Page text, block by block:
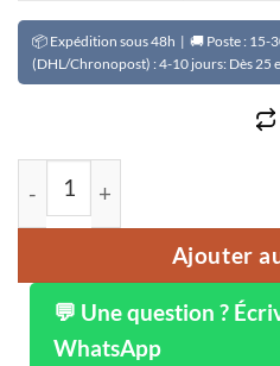
📦 Expédition sous 48h | 🚚 Poste : 15-
(DHL/Chronopost) : 4-10 jours: Dès 25
quantité de Ginseng
Ajouter
💬 Une question ?
WhatsApp